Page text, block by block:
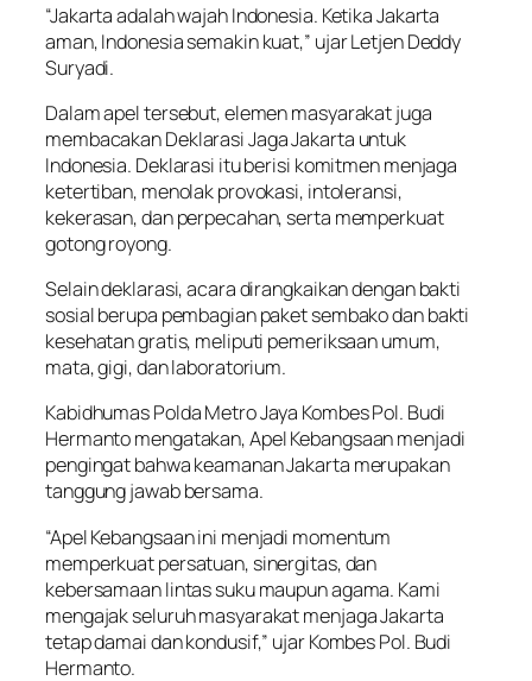
“Jakarta adalah wajah Indonesia. Ketika Jakarta
aman, Indonesia semakin kuat,” ujar Letjen Deddy
Suryadi.
Dalam apel tersebut, elemen masyarakat juga
membacakan Deklarasi Jaga Jakarta untuk
Indonesia. Deklarasi itu berisi komitmen menjaga
ketertiban, menolak provokasi, intoleransi,
kekerasan, dan perpecahan, serta memperkuat
gotong royong.
Selain deklarasi, acara dirangkaikan dengan bakti
sosial berupa pembagian paket sembako dan bakti
kesehatan gratis, meliputi pemeriksaan umum,
mata, gigi, dan laboratorium.
Kabidhumas Polda Metro Jaya Kombes Pol. Budi
Hermanto mengatakan, Apel Kebangsaan menjadi
pengingat bahwa keamanan Jakarta merupakan
tanggung jawab bersama.
“Apel Kebangsaan ini menjadi momentum
memperkuat persatuan, sinergitas, dan
kebersamaan lintas suku maupun agama. Kami
mengajak seluruh masyarakat menjaga Jakarta
tetap damai dan kondusif,” ujar Kombes Pol. Budi
Hermanto.